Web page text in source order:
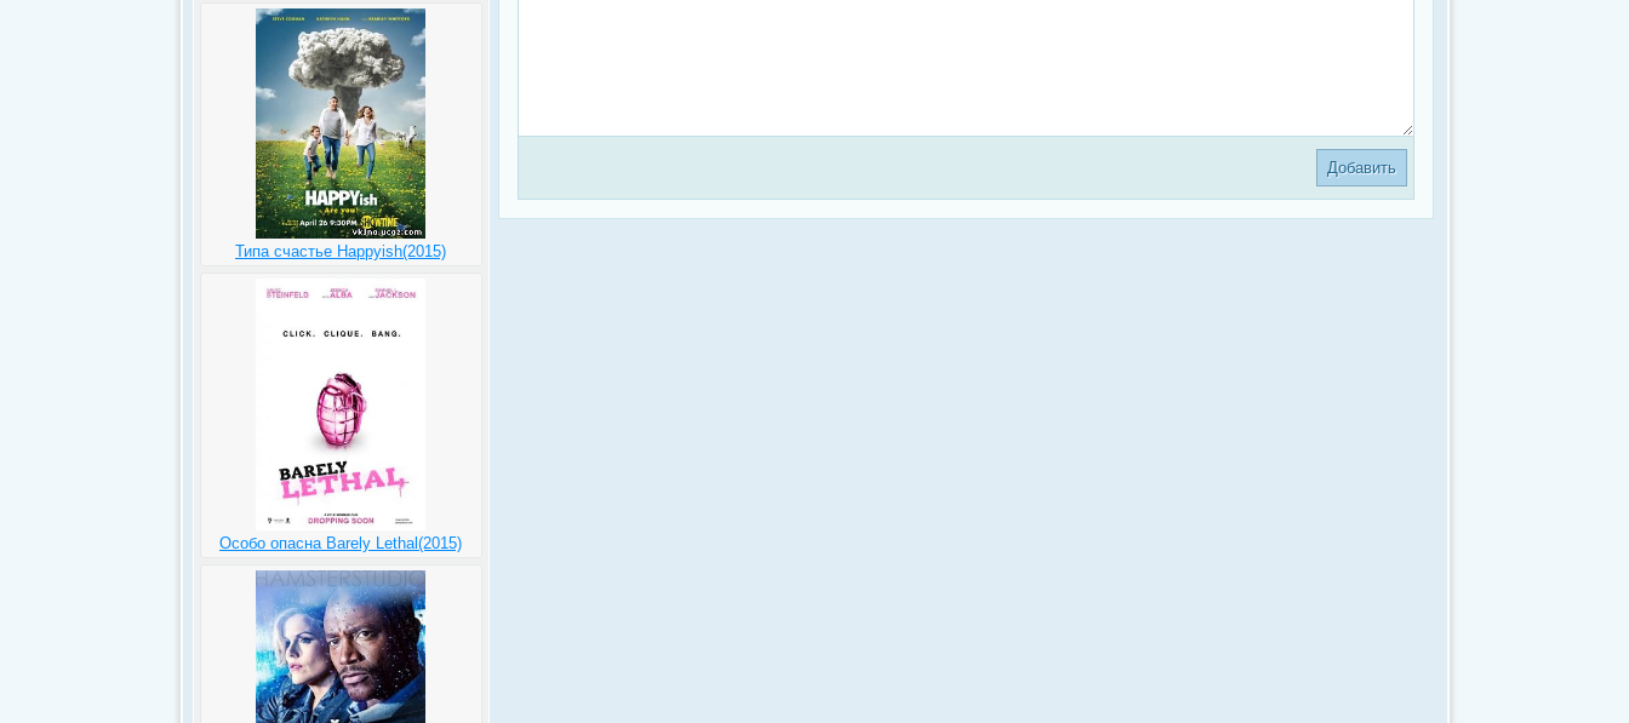
Типа счастье Happyish(2015)
Особо опасна Barely Lethal(2015)